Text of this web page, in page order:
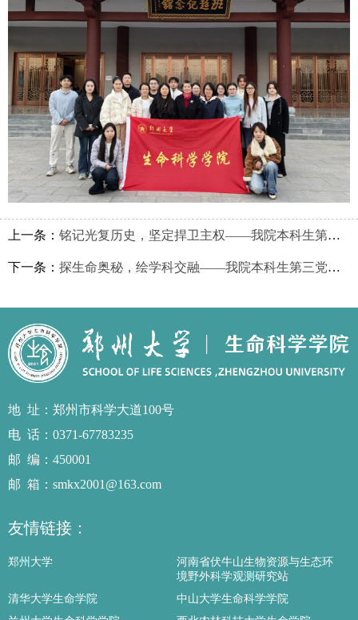
上一条： 铭记光复历史，坚定捍卫主权——我院本科生第三党支部举办主题党日活动
下一条： 探生命奥秘，绘学科交融——我院本科生第三党支部联合郑州大学创新人才培养学校举办主题党日活动
地址 ：郑州市科学大道100号
电话 ：0371-67783235
邮编 ：450001
邮箱 ：smkx2001@163.com
友情链接：
郑州大学
河南省伏牛山生物资源与生态环
境野外科学观测研究站
清华大学生命学院
中山大学生命科学学院